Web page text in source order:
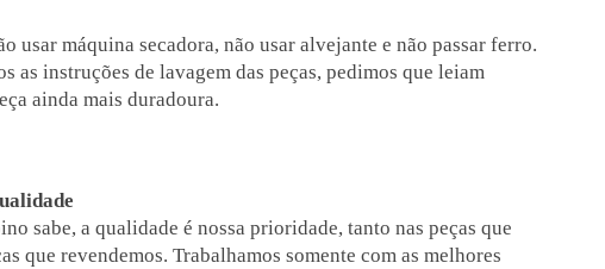
usar máquina secadora, não usar alvejante e não passar ferro.
as instruções de lavagem das peças, pedimos que leiam
ainda mais duradoura.
sabe, a qualidade é nossa prioridade, tanto nas peças que
que revendemos. Trabalhamos somente com as melhores